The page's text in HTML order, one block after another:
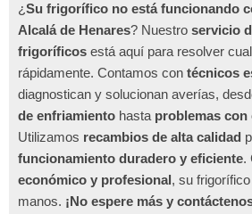
¿Su frigorífico no está funcionando
Alcalá de Henares? Nuestro servicio
frigoríficos está aquí para resolver
rápidamente. Contamos con técnicos
diagnostican y solucionan averías,
de enfriamiento hasta problemas
Utilizamos recambios de alta calidad
funcionamiento duradero y eficiente.
económico y profesional, su
manos. ¡No espere más y